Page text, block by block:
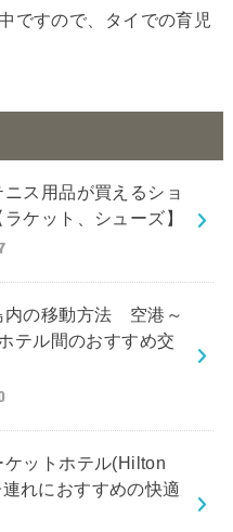
ですので、タイでの育児
ス用品が買えるショ
ケット、シューズ】
内の移動方法 空港～
テル間のおすすめ交
ケットホテル(Hilton
れにおすすめの快適